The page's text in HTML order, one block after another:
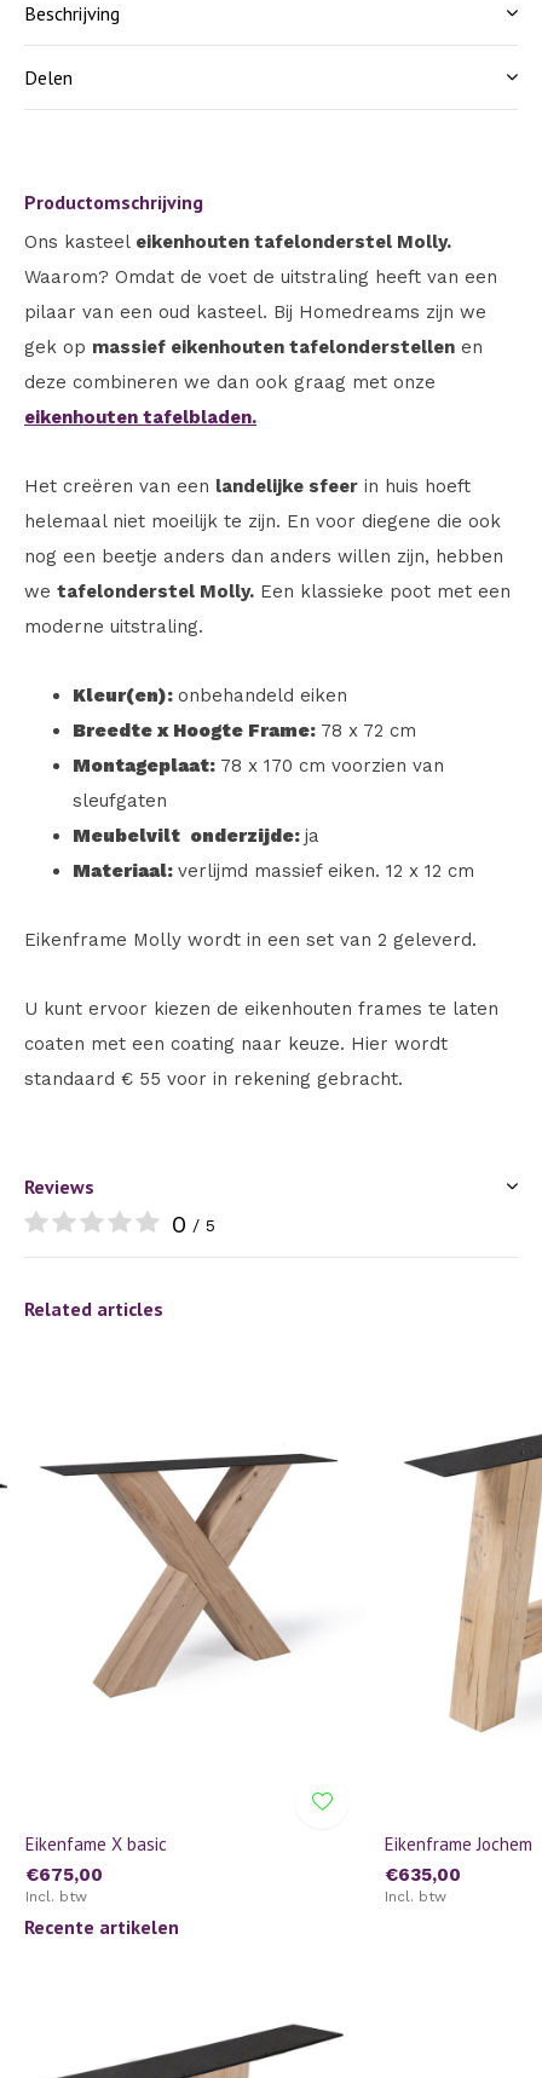
Beschrijving
Delen
Productomschrijving
Ons kasteel eikenhouten tafelonderstel Molly.
Waarom? Omdat de voet de uitstraling heeft van een
pilaar van een oud kasteel. Bij Homedreams zijn we
gek op massief eikenhouten tafelonderstellen en
deze combineren we dan ook graag met onze
eikenhouten tafelbladen.
Het creëren van een landelijke sfeer in huis hoeft
helemaal niet moeilijk te zijn. En voor diegene die ook
nog een beetje anders dan anders willen zijn, hebben
we tafelonderstel Molly. Een klassieke poot met een
moderne uitstraling.
Kleur(en): onbehandeld eiken
Breedte x Hoogte Frame: 78 x 72 cm
Montageplaat: 78 x 170 cm voorzien van
sleufgaten
Meubelvilt onderzijde: ja
Materiaal: verlijmd massief eiken. 12 x 12 cm
Eikenframe Molly wordt in een set van 2 geleverd.
U kunt ervoor kiezen de eikenhouten frames te laten
coaten met een coating naar keuze. Hier wordt
standaard € 55 voor in rekening gebracht.
Reviews
0 / 5
Related articles
Eikenfame X basic
€675,00
Incl. btw
Eikenframe Jochem
€635,00
Incl. btw
Recente artikelen